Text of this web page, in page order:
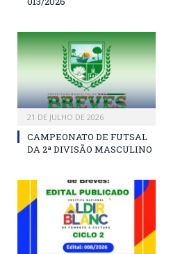
21 DE JULHO DE 2026
CAMPEONATO DE FUTSAL
DA 2ª DIVISÃO MASCULINO